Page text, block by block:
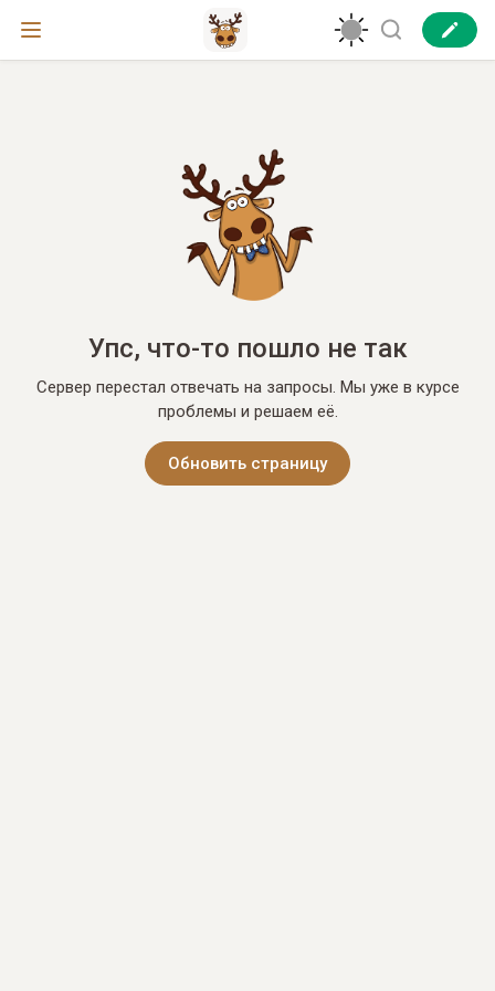
Упс, что-то пошло не так
Сервер перестал отвечать на запросы. Мы уже в курсе
проблемы и решаем её.
Обновить страницу